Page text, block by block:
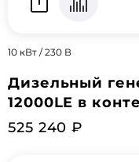
10 кВт / 230 В
Дизельный
12000LE в
525 240 ₽